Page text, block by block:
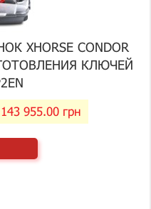
XHORSE CONDOR
КЛЮЧЕЙ
143 955.00 грн